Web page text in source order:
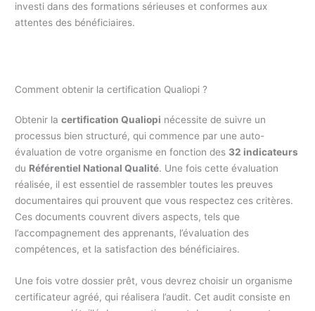
investi dans des formations sérieuses et conformes aux
attentes des bénéficiaires.
Comment obtenir la certification Qualiopi ?
Obtenir lacertification Qualiopi nécessite de suivre un
processus bien structuré, qui commence par une auto-
évaluation de votre organisme en fonction des 32 indicateurs
du Référentiel National Qualité. Une fois cette évaluation
réalisée, il est essentiel de rassembler toutes les preuves
documentaires qui prouvent que vous respectez ces critères.
Ces documents couvrent divers aspects, tels que
l’accompagnement des apprenants, l’évaluation des
compétences, et la satisfaction des bénéficiaires.
Une fois votre dossier prêt, vous devrez choisir un organisme
certificateur agréé, qui réalisera l’audit. Cet audit consiste en